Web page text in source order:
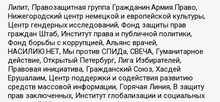
Лилит, Правозащитная группа Гражданин.Армия.Право,
Нижегородский центр немецкой и европейской культуры,
Центр гендерных исследований, Фонд защиты прав
граждан Штаб, Институт права и публичной политики,
Фонд борьбы с коррупцией, Альянс врачей,
НАСИЛИЮ.НЕТ, Мы против СПИДа, СВЕЧА, Гуманитарное
действие, Открытый Петербург, Лига Избирателей,
Правовая инициатива, Гражданский Союз, Хасдей
Ерушалаим, Центр поддержки и содействия развитию
средств массовой информации, Горячая Линия, В защиту
прав заключенных, Институт глобализации и социальных